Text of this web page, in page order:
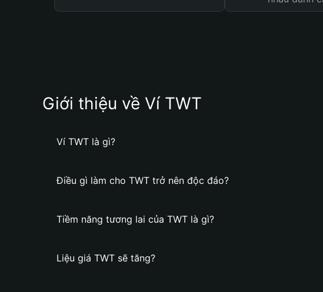
Giới thiệu về Ví TWT
Ví TWT là gì?
Điều gì làm cho TWT trở nên độc đáo?
Tiềm năng tương lai của TWT là gì?
Liệu giá TWT sẽ tăng?